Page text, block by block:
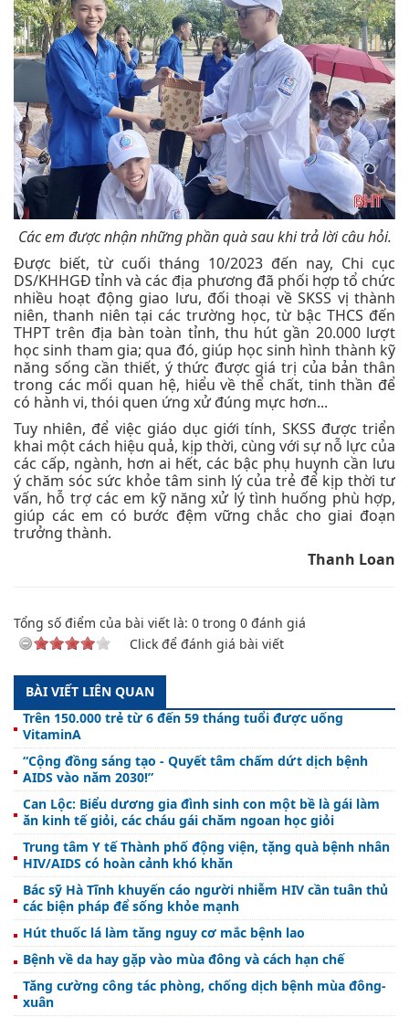
Các em được nhận những phần quà sau khi trả lời câu hỏi.
Được biết, từ cuối tháng 10/2023 đến nay, Chi cục
DS/KHHGĐ tỉnh và các địa phương đã phối hợp tổ chức
nhiều hoạt động giao lưu, đối thoại về SKSS vị thành
niên, thanh niên tại các trường học, từ bậc THCS đến
THPT trên địa bàn toàn tỉnh, thu hút gần 20.000 lượt
học sinh tham gia; qua đó, giúp học sinh hình thành kỹ
năng sống cần thiết, ý thức được giá trị của bản thân
trong các mối quan hệ, hiểu về thể chất, tinh thần để
có hành vi, thói quen ứng xử đúng mực hơn...
Tuy nhiên, để việc giáo dục giới tính, SKSS được triển
khai một cách hiệu quả, kịp thời, cùng với sự nỗ lực của
các cấp, ngành, hơn ai hết, các bậc phụ huynh cần lưu
ý chăm sóc sức khỏe tâm sinh lý của trẻ để kịp thời tư
vấn, hỗ trợ các em kỹ năng xử lý tình huống phù hợp,
giúp các em có bước đệm vững chắc cho giai đoạn
trưởng thành.
Thanh Loan
Tổng số điểm của bài viết là: 0 trong 0 đánh giá
Click để đánh giá bài viết
BÀI VIẾT LIÊN QUAN
Trên 150.000 trẻ từ 6 đến 59 tháng tuổi được uống
VitaminA
“Cộng đồng sáng tạo - Quyết tâm chấm dứt dịch bệnh
AIDS vào năm 2030!”
Can Lộc: Biểu dương gia đình sinh con một bề là gái làm
ăn kinh tế giỏi, các cháu gái chăm ngoan học giỏi
Trung tâm Y tế Thành phố động viện, tặng quà bệnh nhân
HIV/AIDS có hoàn cảnh khó khăn
Bác sỹ Hà Tĩnh khuyến cáo người nhiễm HIV cần tuân thủ
các biện pháp để sống khỏe mạnh
Hút thuốc lá làm tăng nguy cơ mắc bệnh lao
Bệnh về da hay gặp vào mùa đông và cách hạn chế
Tăng cường công tác phòng, chống dịch bệnh mùa đông-
xuân